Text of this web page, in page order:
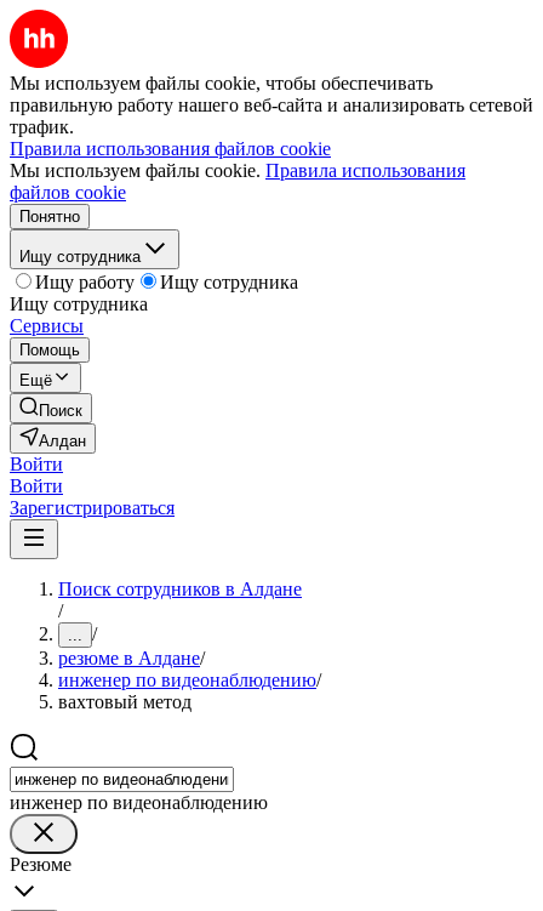
Мы используем файлы cookie, чтобы обеспечивать
правильную работу нашего веб-сайта и анализировать сетевой
трафик.
Правила использования файлов cookie
Мы используем файлы cookie. Правила использования
файлов cookie
Понятно
Ищу сотрудника
Ищу работу
Ищу сотрудника
Ищу сотрудника
Сервисы
Помощь
Ещё
Поиск
Алдан
Войти
Войти
Зарегистрироваться
Поиск сотрудников в Алдане
/
... /
резюме в Алдане/
инженер по видеонаблюдению/
вахтовый метод
инженер по видеонаблюдению
Резюме